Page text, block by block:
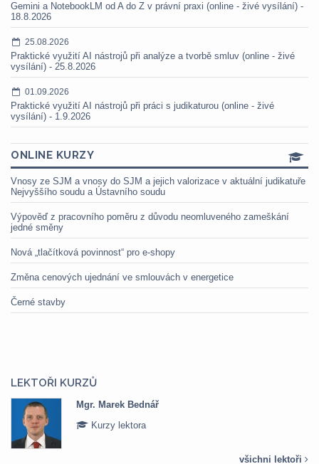
Gemini a NotebookLM od A do Z v právní praxi (online - živé vysílání) -
18.8.2026
25.08.2026
Praktické využití AI nástrojů při analýze a tvorbě smluv (online - živé
vysílání) - 25.8.2026
01.09.2026
Praktické využití AI nástrojů při práci s judikaturou (online - živé
vysílání) - 1.9.2026
ONLINE KURZY
Vnosy ze SJM a vnosy do SJM a jejich valorizace v aktuální judikatuře
Nejvyššího soudu a Ústavního soudu
Výpověď z pracovního poměru z důvodu neomluveného zameškání
jedné směny
Nová „tlačítková povinnost“ pro e-shopy
Změna cenových ujednání ve smlouvách v energetice
Černé stavby
LEKTOŘI KURZŮ
Mgr. Marek Bednář
Kurzy lektora
všichni lektoři